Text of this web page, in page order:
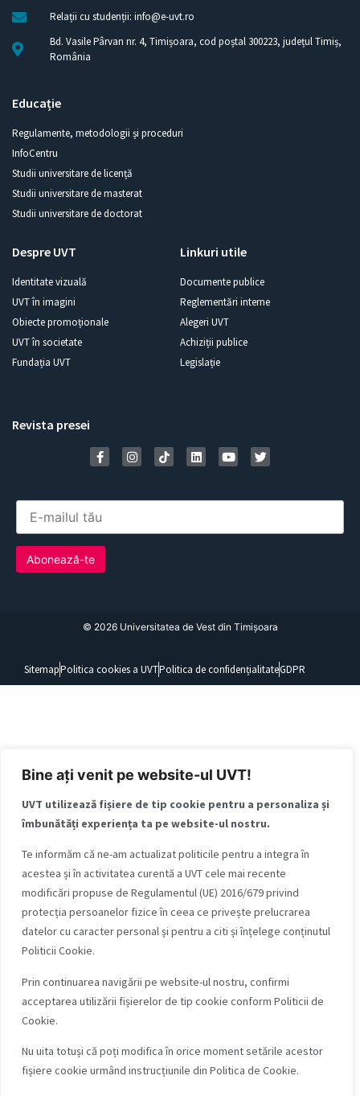
Bine ați venit pe website-ul UVT!
UVT utilizează fișiere de tip cookie pentru a personaliza și
îmbunătăți experiența ta pe website-ul nostru.
Te informăm că ne-am actualizat politicile pentru a integra în
acestea și în activitatea curentă a UVT cele mai recente
modificări propuse de Regulamentul (UE) 2016/679 privind
protecția persoanelor fizice în ceea ce privește prelucrarea
datelor cu caracter personal și pentru a citi și înțelege conținutul
Politicii Cookie.
Prin continuarea navigării pe website-ul nostru, confirmi
acceptarea utilizării fișierelor de tip cookie conform Politicii de
Cookie.
Nu uita totuși că poți modifica în orice moment setările acestor
fișiere cookie urmând instrucțiunile din Politica de Cookie.
Relații cu studenții: info@e-uvt.ro
Bd. Vasile Pârvan nr. 4, Timișoara, cod poștal 300223, județul Timiș,
România
Educație
Regulamente, metodologii și proceduri
InfoCentru
Studii universitare de licență
Studii universitare de masterat
Studii universitare de doctorat
Despre UVT
Identitate vizuală
UVT în imagini
Obiecte promoționale
UVT în societate
Fundația UVT
Linkuri utile
Documente publice
Reglementări interne
Alegeri UVT
Achiziții publice
Legislație
Revista presei
© 2026Universitatea de Vest din Timișoara
SitemapPolitica cookies a UVTPolitica de confidențialitateGDPR